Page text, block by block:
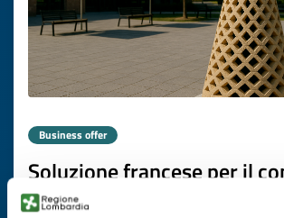
Business offer
Soluzione francese per il
termico sostenibile